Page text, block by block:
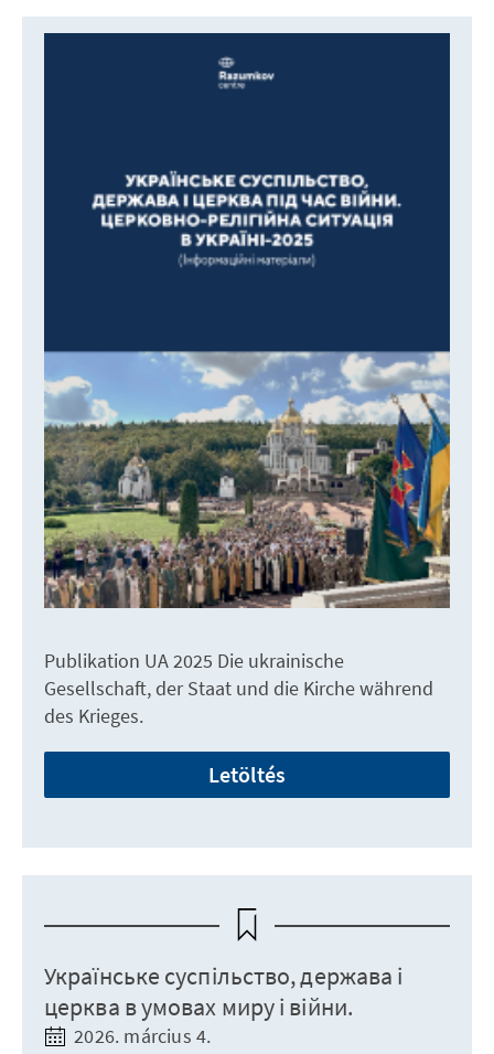
Publikation UA 2025 Die ukrainische
Gesellschaft, der Staat und die Kirche während
des Krieges.
Letöltés
Українське суспільство, держава і
церква в умовах миру і війни.
2026. március 4.